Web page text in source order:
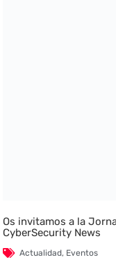
Os invitamos a la
CyberSecurity News
Actualidad, Eventos